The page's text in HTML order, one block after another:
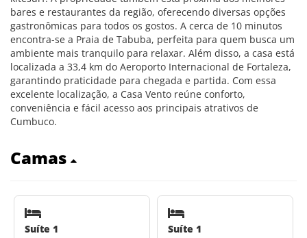
bares e restaurantes da região, oferecendo diversas opções
gastronômicas para todos os gostos. A cerca de 10 minutos
encontra-se a Praia de Tabuba, perfeita para quem busca um
ambiente mais tranquilo para relaxar. Além disso, a casa está
localizada a 33,4 km do Aeroporto Internacional de Fortaleza,
garantindo praticidade para chegada e partida. Com essa
excelente localização, a Casa Vento reúne conforto,
conveniência e fácil acesso aos principais atrativos de
Cumbuco.
Camas
Suíte 1 Suíte 1